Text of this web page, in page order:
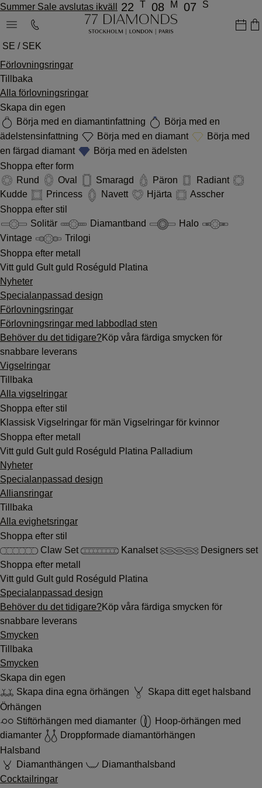
Summer Sale avslutas ikväll 22 T 08 M 07 S
SE / SEK
Förlovningsringar
Tillbaka
Alla förlovningsringar
Skapa din egen
Börja med en diamantinfattning
Börja med en
ädelstensinfattning
Börja med en diamant
Börja med
en färgad diamant
Börja med en ädelsten
Shoppa efter form
Rund
Oval Smaragd Päron
Radiant
Kudde
Princess Navett Hjärta
Asscher
Shoppa efter stil
Solitär
Diamantband
Halo
Vintage
Trilogi
Shoppa efter metall
Vitt guld Gult guld Roséguld Platina
Nyheter
Specialanpassad design
Förlovningsringar
Förlovningsringar med labbodlad sten
Behöver du det tidigare?Köp våra färdiga smycken för
snabbare leverans
Vigselringar
Tillbaka
Alla vigselringar
Shoppa efter stil
Klassisk Vigselringar för män Vigselringar för kvinnor
Shoppa efter metall
Vitt guld Gult guld Roséguld Platina Palladium
Nyheter
Specialanpassad design
Alliansringar
Tillbaka
Alla evighetsringar
Shoppa efter stil
Claw Set
Kanalset
Designers set
Shoppa efter metall
Vitt guld Gult guld Roséguld Platina
Specialanpassad design
Behöver du det tidigare?Köp våra färdiga smycken för
snabbare leverans
Smycken
Tillbaka
Smycken
Skapa din egen
Skapa dina egna örhängen
Skapa ditt eget halsband
Örhängen
Stiftörhängen med diamanter
Hoop-örhängen med
diamanter
Droppformade diamantörhängen
Halsband
Diamanthängen
Diamanthalsband
Cocktailringar